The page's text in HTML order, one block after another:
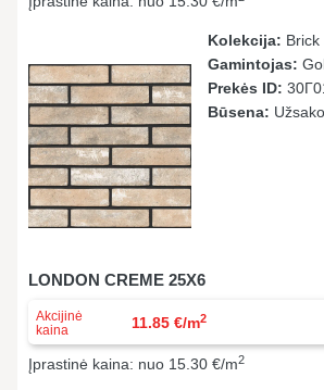
Kolekcija: Brick
Gamintojas:
Prekės ID:
Būsena:
LONDON CREME 25X6
Akcijinė
kaina
11.85 €/m2
Įprastinė kaina: nuo 15.30 €/m2